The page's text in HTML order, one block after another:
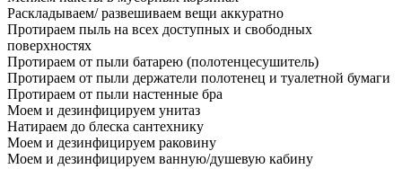
Раскладываем/ развешиваем вещи аккуратно
Протираем пыль на всех доступных и свободных
поверхностях
Протираем от пыли батарею (полотенцесушитель)
Протираем от пыли держатели полотенец и туалетной бумаги
Протираем от пыли настенные бра
Моем и дезинфицируем унитаз
Натираем до блеска сантехнику
Моем и дезинфицируем раковину
Моем и дезинфицируем ванную/душевую кабину